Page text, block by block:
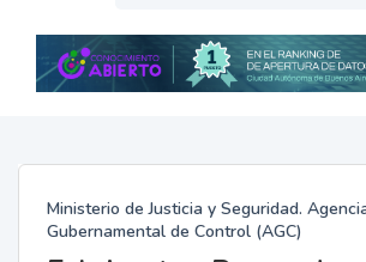
Ministerio de Justicia y Seguridad.
Gubernamental de Control (AGC)